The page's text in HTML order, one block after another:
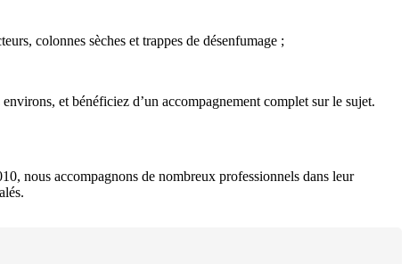
colonnes sèches et trappes de désenfumage ;
environs, et bénéficiez d’un accompagnement complet sur le sujet.
nous accompagnons de nombreux professionnels dans leur